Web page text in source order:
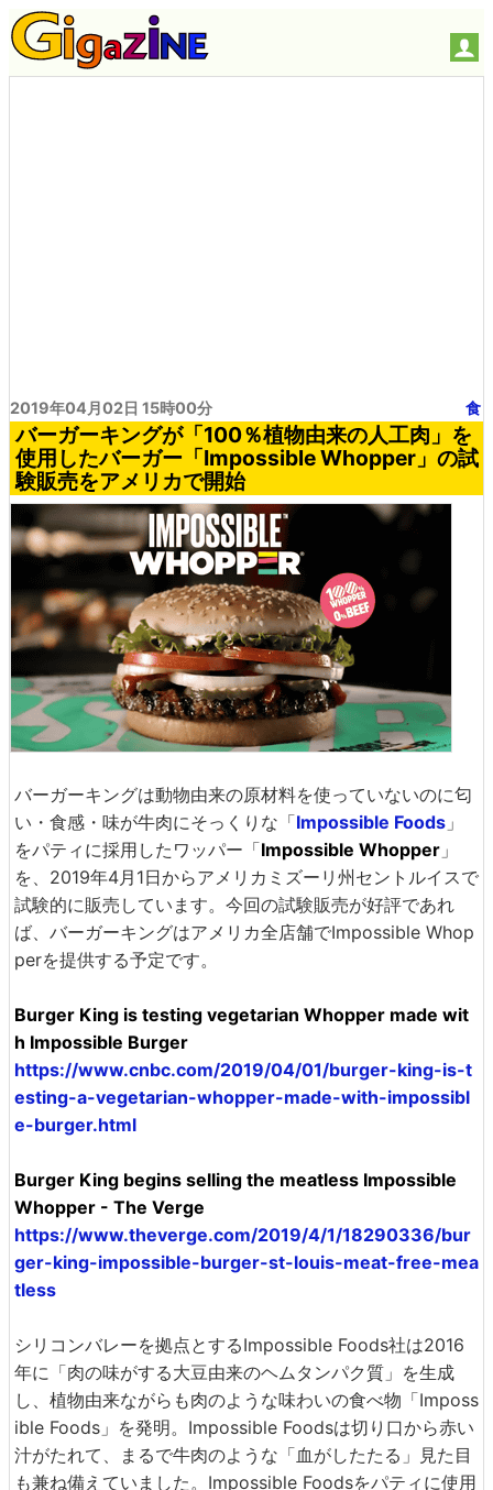
2019年04月02日 15時00分 食
バーガーキングが「100％植物由来の人工肉」を
使用したバーガー「Impossible Whopper」の試
験販売をアメリカで開始
バーガーキングは動物由来の原材料を使っていないのに匂
い・食感・味が牛肉にそっくりな「Impossible Foods 」
をパティに採用したワッパー「Impossible Whopper 」
を、2019年4月1日からアメリカミズーリ州セントルイスで
試験的に販売しています。今回の試験販売が好評であれ
ば、バーガーキングはアメリカ全店舗でImpossible Whop
perを提供する予定です。
Burger King is testing vegetarian Whopper made wit
h Impossible Burger
https://www.cnbc.com/2019/04/01/burger-king-is-t
esting-a-vegetarian-whopper-made-with-impossibl
e-burger.html
Burger King begins selling the meatless Impossible
Whopper - The Verge
https://www.theverge.com/2019/4/1/18290336/bur
ger-king-impossible-burger-st-louis-meat-free-mea
tless
シリコンバレーを拠点とするImpossible Foods社は2016
年に「肉の味がする大豆由来のヘムタンパク質」を生成
し、植物由来ながらも肉のような味わいの食べ物「Imposs
ible Foods」を発明。Impossible Foodsは切り口から赤い
汁がたれて、まるで牛肉のような「血がしたたる」見た目
も兼ね備えていました。Impossible Foodsをパティに使用